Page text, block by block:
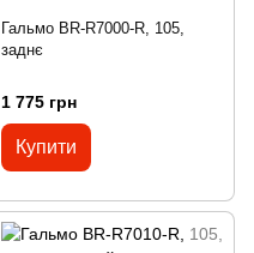
Гальмо BR-R7000-R, 105,
заднє
1 775 грн
Купити